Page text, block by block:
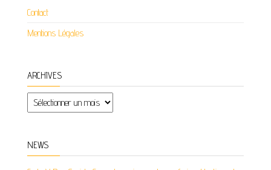
Contact
Mentions Légales
ARCHIVES
Archives
NEWS